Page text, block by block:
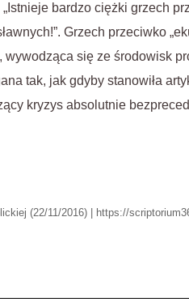
bardzo ciężki grzech
Grzech przeciwko
wywodząca się ze środowisk
tak, jak gdyby stanowiła
kryzys absolutnie
(22/11/2016) | https://